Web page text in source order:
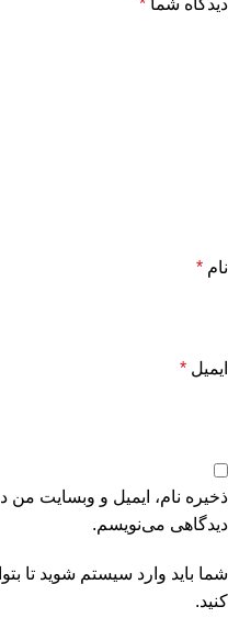
دیدگاه شما *
نام *
ایمیل *
ذخیره نام، ایمیل و وبسایت من
دیدگاهی می‌نویسم.
شما باید وارد سیستم شوید تا
کنید.